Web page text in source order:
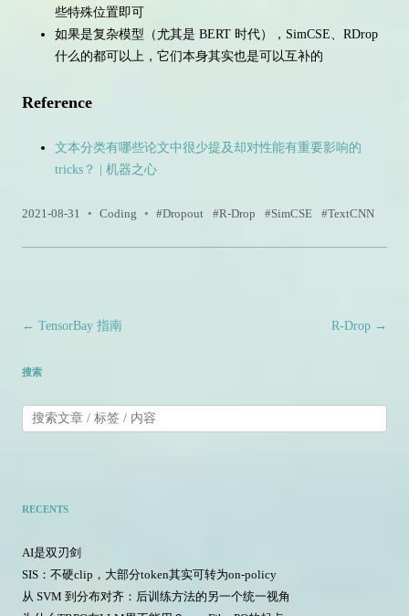
些特殊位置即可
如果是复杂模型（尤其是 BERT 时代），SimCSE、RDrop
什么的都可以上，它们本身其实也是可以互补的
Reference
文本分类有哪些论文中很少提及却对性能有重要影响的
tricks？ | 机器之心
2021-08-31 • Coding • Dropout R-Drop SimCSE TextCNN
文章导航
← TensorBay 指南 R-Drop →
搜索
RECENTS
AI是双刃剑
SIS：不硬clip，大部分token其实可转为on-policy
从 SVM 到分布对齐：后训练方法的另一个统一视角